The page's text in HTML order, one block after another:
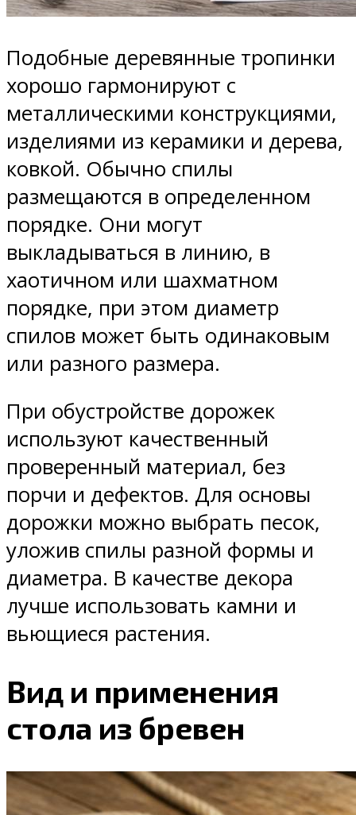
Подобные деревянные тропинки
хорошо гармонируют с
металлическими конструкциями,
изделиями из керамики и дерева,
ковкой. Обычно спилы
размещаются в определенном
порядке. Они могут
выкладываться в линию, в
хаотичном или шахматном
порядке, при этом диаметр
спилов может быть одинаковым
или разного размера.
При обустройстве дорожек
используют качественный
проверенный материал, без
порчи и дефектов. Для основы
дорожки можно выбрать песок,
уложив спилы разной формы и
диаметра. В качестве декора
лучше использовать камни и
вьющиеся растения.
Вид и применения
стола из бревен